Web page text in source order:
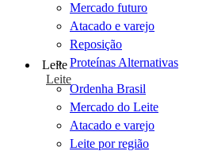
Mercado futuro
Atacado e varejo
Reposição
Proteínas Alternativas
Leite
Leite
Ordenha Brasil
Mercado do Leite
Atacado e varejo
Leite por região